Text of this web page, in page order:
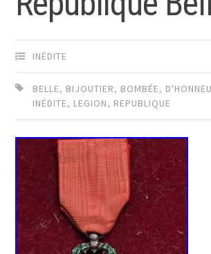
INÉDITE
BELLE, BIJOUTIER, BOMBÉE,
INÉDITE, LEGION, REPUBLIQUE